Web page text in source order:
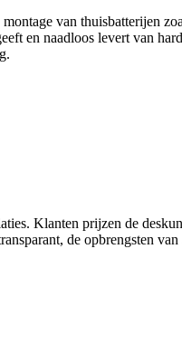
van thuisbatterijen
en naadloos levert van
Klanten prijzen de
de opbrengsten